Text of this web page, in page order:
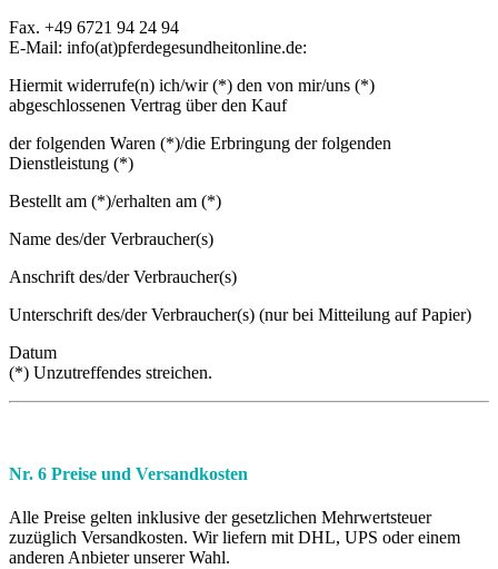
Fax. +49 6721 94 24 94
E-Mail: info(at)pferdegesundheitonline.de:
Hiermit widerrufe(n) ich/wir (*) den von mir/uns (*)
abgeschlossenen Vertrag über den Kauf
der folgenden Waren (*)/die Erbringung der folgenden
Dienstleistung (*)
Bestellt am (*)/erhalten am (*)
Name des/der Verbraucher(s)
Anschrift des/der Verbraucher(s)
Unterschrift des/der Verbraucher(s) (nur bei Mitteilung auf Papier)
Datum
(*) Unzutreffendes streichen.
Nr. 6 Preise und Versandkosten
Alle Preise gelten inklusive der gesetzlichen Mehrwertsteuer
zuzüglich Versandkosten. Wir liefern mit DHL, UPS oder einem
anderen Anbieter unserer Wahl.